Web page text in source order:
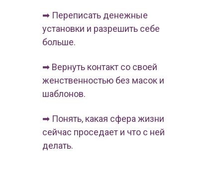
➡ Переписать денежные
установки и разрешить себе
больше.
➡ Вернуть контакт со своей
женственностью без масок и
шаблонов.
➡ Понять, какая сфера жизни
сейчас проседает и что с ней
делать.